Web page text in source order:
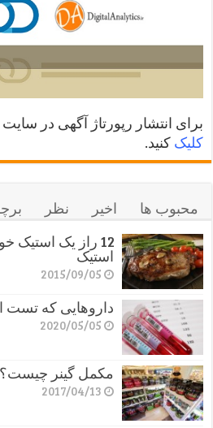
برای انتشار رپورتاژ آگهی در
کلیک کنید.
محبوب ها اخیر نظر
12 راز یک
استیک
2015/09/05
داروهایی که تست
2020/05/05
مکمل گینر چیست؟
2017/04/13